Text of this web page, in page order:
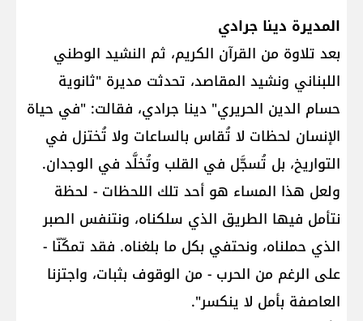
المديرة دينا جرادي
بعد تلاوة من القرآن الكريم، ثم النشيد الوطني
اللبناني ونشيد المقاصد، تحدثت مديرة "ثانوية
حسام الدين الحريري" دينا جرادي، فقالت: "في حياة
الإنسان لحظات لا تُقاس بالساعات ولا تُختزل في
التواريخ، بل تُسجَّل في القلب وتُخلَّد في الوجدان.
ولعل هذا المساء هو أحد تلك اللحظات - لحظة
نتأمل فيها الطريق الذي سلكناه، ونتنفس الصبر
الذي حملناه، ونحتفي بكل ما بلغناه. فقد تمكّنّا -
على الرغم من الحرب - من الوقوف بثبات، واجتزنا
العاصفة بأمل لا ينكسر".